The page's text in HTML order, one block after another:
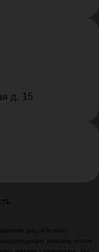
д. 15
российского
лексику и/или